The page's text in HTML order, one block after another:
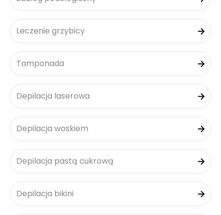
Leczenie grzybicy
Tamponada
Depilacja laserowa
Depilacja woskiem
Depilacja pastą cukrową
Depilacja bikini